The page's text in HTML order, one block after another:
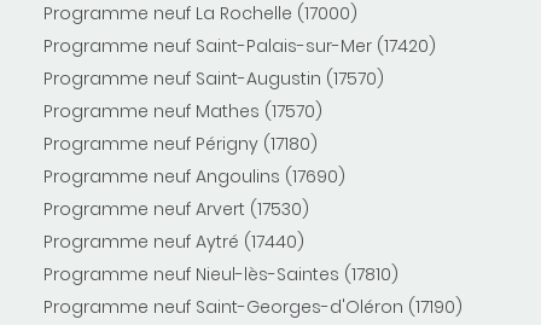
Programme neuf La Rochelle (17000)
Programme neuf Saint-Palais-sur-Mer (17420)
Programme neuf Saint-Augustin (17570)
Programme neuf Mathes (17570)
Programme neuf Périgny (17180)
Programme neuf Angoulins (17690)
Programme neuf Arvert (17530)
Programme neuf Aytré (17440)
Programme neuf Nieul-lès-Saintes (17810)
Programme neuf Saint-Georges-d'Oléron (17190)